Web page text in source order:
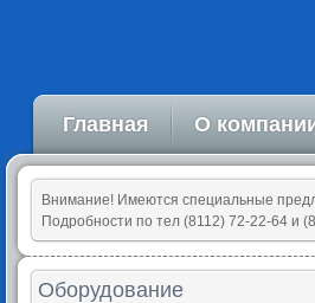
Главная О
Внимание! Имеются специальные
Подробности по тел (8112) 72-22-64 и
Оборудование